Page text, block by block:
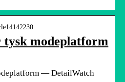
tysk modeplatform
— DetailWatch